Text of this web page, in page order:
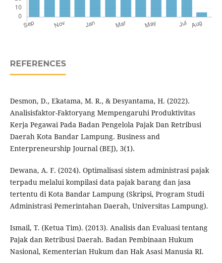
REFERENCES
Desmon, D., Ekatama, M. R., & Desyantama, H. (2022).
Analisisfaktor-Faktoryang Mempengaruhi Produktivitas
Kerja Pegawai Pada Badan Pengelola Pajak Dan Retribusi
Daerah Kota Bandar Lampung. Business and
Enterpreneurship Journal (BEJ), 3(1).
Dewana, A. F. (2024). Optimalisasi sistem administrasi pajak
terpadu melalui kompilasi data pajak barang dan jasa
tertentu di Kota Bandar Lampung (Skripsi, Program Studi
Administrasi Pemerintahan Daerah, Universitas Lampung).
Ismail, T. (Ketua Tim). (2013). Analisis dan Evaluasi tentang
Pajak dan Retribusi Daerah. Badan Pembinaan Hukum
Nasional, Kementerian Hukum dan Hak Asasi Manusia RI.